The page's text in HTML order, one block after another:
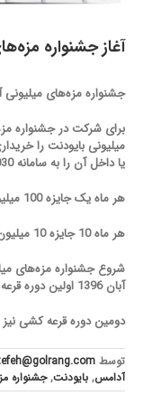
آغاز جشنواره
جشنواره مزه‌های
برای شرکت در جشنواره
میلیونی بایودنت را
یا داخل آن را به سامانه 20003030 ارسال نمایید.
هر ماه یک جایزه 100 میلیون تومانی برای یک نفر (با ارسال حداقل 10 کد)
هر ماه 10 جایزه 10 میلیون تومانی برای 10 نفر
آبان 1396 اولین دوره قرعه کشی است.
دومین دوره قرعه کشی نیز 1 آذر 1396 و سومین دوره 1 دی 1396 است.
توسط
آدامس, بایودنت,جشنواره